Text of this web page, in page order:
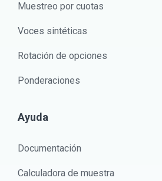
Muestreo por cuotas
Voces sintéticas
Rotación de opciones
Ponderaciones
Ayuda
Documentación
Calculadora de muestra